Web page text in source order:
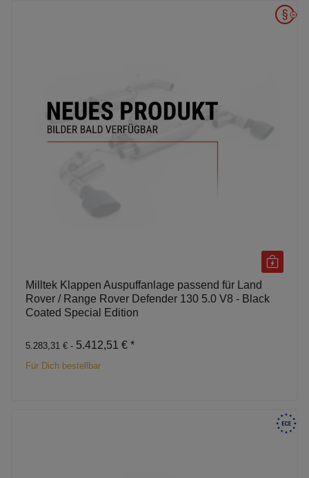
Milltek Klappen Auspuffanlage passend für Land
Rover / Range Rover Defender 130 5.0 V8 - Black
Coated Special Edition
5.283,31 € - 5.412,51 € *
Für Dich bestellbar